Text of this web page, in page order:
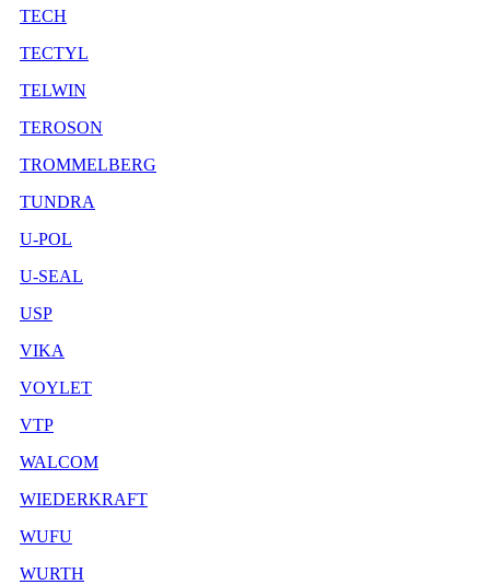
TECH
TECTYL
TELWIN
TEROSON
TROMMELBERG
TUNDRA
U-POL
U-SEAL
USP
VIKA
VOYLET
VTP
WALCOM
WIEDERKRAFT
WUFU
WURTH